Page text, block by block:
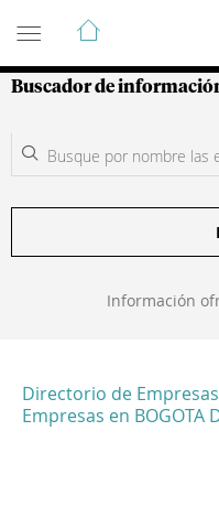
Guía de
Buscador de
Información
Directorio de Empresas
Empresas en BOGOTA